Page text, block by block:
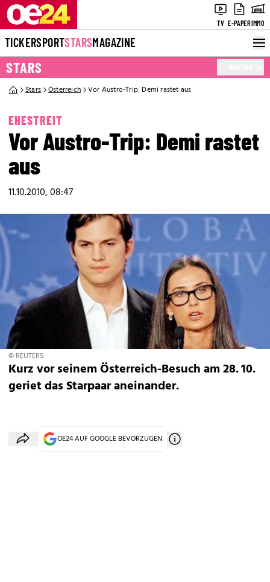
TV E-PAPERIMMO
TICKERSPORTSTARSMAGAZINE
STARS
Stars Österreich Vor Austro-Trip: Demi rastet aus
EHESTREIT
Vor Austro-Trip: Demi rastet
aus
11.10.2010, 08:47
© REUTERS
Kurz vor seinem Österreich-Besuch am 28. 10.
geriet das Starpaar aneinander.
OE24 AUF GOOGLE BEVORZUGEN